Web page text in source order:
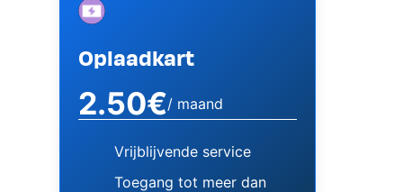
Image
Oplaadkart
2.50€/ maand
Vrijblijvende service
Toegang tot meer dan